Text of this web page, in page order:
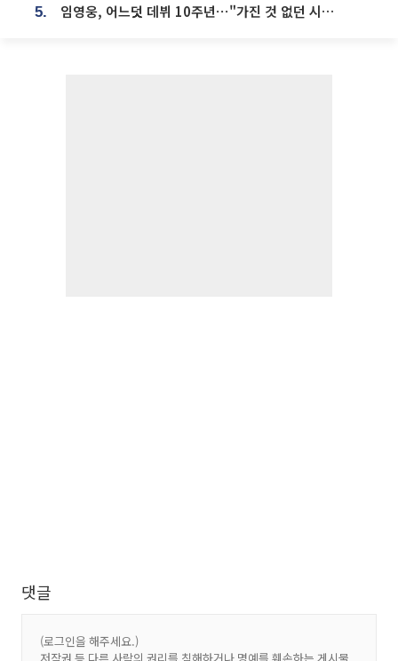
5. 임영웅, 어느덧 데뷔 10주년⋯"가진 것 없던 시절, 내 앞엔 20명의 팬뿐"
댓글